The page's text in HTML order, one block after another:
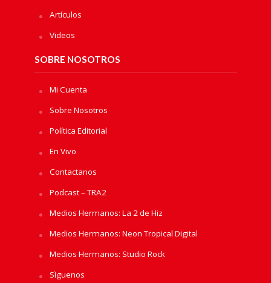
Artículos
Videos
SOBRE NOSOTROS
Mi Cuenta
Sobre Nosotros
Política Editorial
En Vivo
Contactanos
Podcast – TRA2
Medios Hermanos: La 2 de Hiz
Medios Hermanos: Neon Tropical Digital
Medios Hermanos: Studio Rock
Sìguenos